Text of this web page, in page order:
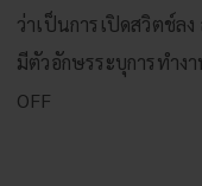
ว่าเป็นการเปิดสวิตช์ล
มีตัวอักษรระบุการทำง
OFF